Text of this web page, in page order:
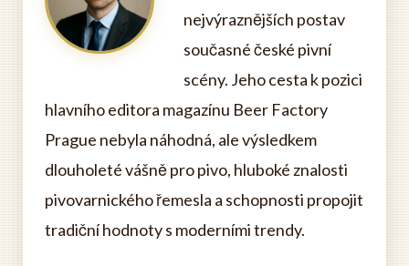
nejvýraznějších postav
současné české pivní
scény. Jeho cesta k pozici
hlavního editora magazínu Beer Factory
Prague nebyla náhodná, ale výsledkem
dlouholeté vášně pro pivo, hluboké znalosti
pivovarnického řemesla a schopnosti propojit
tradiční hodnoty s moderními trendy.